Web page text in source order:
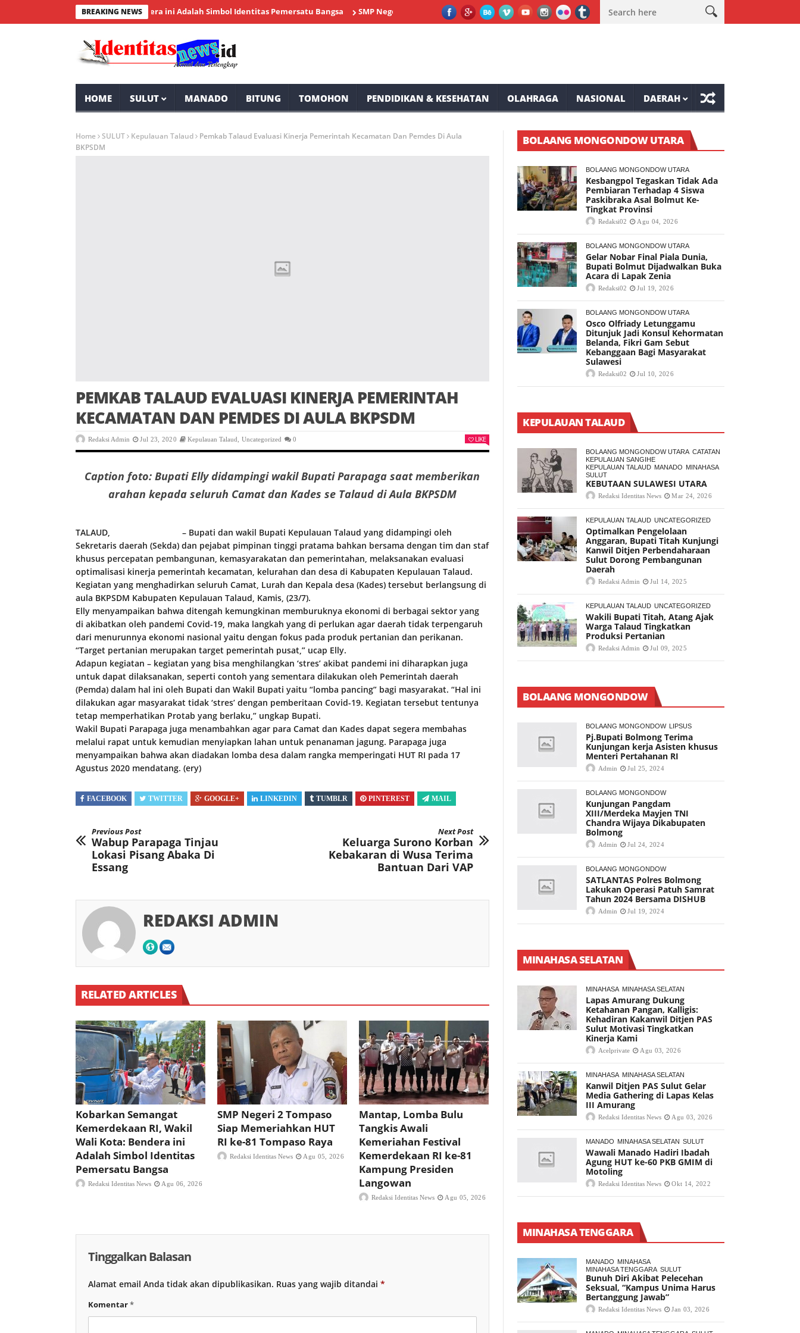
BREAKING NEWS
RI, Wakil Wali Kota: Bendera ini Adalah Simbol Identitas Pemersatu Bangsa SMP Negeri 2 Tompaso Siap Memeriahkan HUT RI ke-81 Tompaso Raya Mantap, Lomba Bulu Tangkis Awali
HOME SULUT MANADO BITUNG TOMOHON PENDIDIKAN & KESEHATAN OLAHRAGA NASIONAL DAERAH
Home SULUT Kepulauan Talaud
Pemkab Talaud Evaluasi Kinerja Pemerintah Kecamatan Dan Pemdes Di Aula
BKPSDM
PEMKAB TALAUD EVALUASI KINERJA PEMERINTAH
KECAMATAN DAN PEMDES DI AULA BKPSDM
Redaksi Admin Jul 23, 2020 Kepulauan Talaud Uncategorized 0 LIKE
Caption foto: Bupati Elly didampingi wakil Bupati Parapaga saat memberikan
arahan kepada seluruh Camat dan Kades se Talaud di Aula BKPSDM
TALAUD,
– Bupati dan wakil Bupati Kepulauan Talaud yang didampingi oleh
Sekretaris daerah (Sekda) dan pejabat pimpinan tinggi pratama bahkan bersama dengan tim dan staf
khusus percepatan pembangunan, kemasyarakatan dan pemerintahan, melaksanakan evaluasi
optimalisasi kinerja pemerintah kecamatan, kelurahan dan desa di Kabupaten Kepulauan Talaud.
Kegiatan yang menghadirkan seluruh Camat, Lurah dan Kepala desa (Kades) tersebut berlangsung di
aula BKPSDM Kabupaten Kepulauan Talaud, Kamis, (23/7).
Elly menyampaikan bahwa ditengah kemungkinan memburuknya ekonomi di berbagai sektor yang
di akibatkan oleh pandemi Covid-19, maka langkah yang di perlukan agar daerah tidak terpengaruh
dari menurunnya ekonomi nasional yaitu dengan fokus pada produk pertanian dan perikanan.
“Target pertanian merupakan target pemerintah pusat,” ucap Elly.
Adapun kegiatan – kegiatan yang bisa menghilangkan ‘stres’ akibat pandemi ini diharapkan juga
untuk dapat dilaksanakan, seperti contoh yang sementara dilakukan oleh Pemerintah daerah
(Pemda) dalam hal ini oleh Bupati dan Wakil Bupati yaitu “lomba pancing” bagi masyarakat. “Hal ini
dilakukan agar masyarakat tidak ‘stres’ dengan pemberitaan Covid-19. Kegiatan tersebut tentunya
tetap memperhatikan Protab yang berlaku,” ungkap Bupati.
Wakil Bupati Parapaga juga menambahkan agar para Camat dan Kades dapat segera membahas
melalui rapat untuk kemudian menyiapkan lahan untuk penanaman jagung. Parapaga juga
menyampaikan bahwa akan diadakan lomba desa dalam rangka memperingati HUT RI pada 17
Agustus 2020 mendatang. (ery)
FACEBOOK TWITTER GOOGLE+ LINKEDIN TUMBLR PINTEREST MAIL
Previous Post
Wabup Parapaga Tinjau
Lokasi Pisang Abaka Di
Essang
Next Post
Keluarga Surono Korban
Kebakaran di Wusa Terima
Bantuan Dari VAP
REDAKSI ADMIN
RELATED ARTICLES
Kobarkan Semangat
Kemerdekaan RI, Wakil
Wali Kota: Bendera ini
Adalah Simbol Identitas
Pemersatu Bangsa
Redaksi Identitas News Agu 06, 2026
SMP Negeri 2 Tompaso
Siap Memeriahkan HUT
RI ke-81 Tompaso Raya
Redaksi Identitas News Agu 05, 2026
Mantap, Lomba Bulu
Tangkis Awali
Kemeriahan Festival
Kemerdekaan RI ke-81
Kampung Presiden
Langowan
Redaksi Identitas News Agu 05, 2026
Tinggalkan Balasan
Alamat email Anda tidak akan dipublikasikan. Ruas yang wajib ditandai *
Komentar*
BOLAANG MONGONDOW UTARA
BOLAANG MONGONDOW UTARA
Kesbangpol Tegaskan Tidak Ada
Pembiaran Terhadap 4 Siswa
Paskibraka Asal Bolmut Ke-
Tingkat Provinsi
Redaksi02 Agu 04, 2026
BOLAANG MONGONDOW UTARA
Gelar Nobar Final Piala Dunia,
Bupati Bolmut Dijadwalkan Buka
Acara di Lapak Zenia
Redaksi02 Jul 19, 2026
BOLAANG MONGONDOW UTARA
Osco Olfriady Letunggamu
Ditunjuk Jadi Konsul Kehormatan
Belanda, Fikri Gam Sebut
Kebanggaan Bagi Masyarakat
Sulawesi
Redaksi02 Jul 10, 2026
KEPULAUAN TALAUD
BOLAANG MONGONDOW UTARA CATATAN
KEPULAUAN SANGIHE
KEPULAUAN TALAUD MANADO MINAHASA
SULUT
KEBUTAAN SULAWESI UTARA
Redaksi Identitas News Mar 24, 2026
KEPULAUAN TALAUD UNCATEGORIZED
Optimalkan Pengelolaan
Anggaran, Bupati Titah Kunjungi
Kanwil Ditjen Perbendaharaan
Sulut Dorong Pembangunan
Daerah
Redaksi Admin Jul 14, 2025
KEPULAUAN TALAUD UNCATEGORIZED
Wakili Bupati Titah, Atang Ajak
Warga Talaud Tingkatkan
Produksi Pertanian
Redaksi Admin Jul 09, 2025
BOLAANG MONGONDOW
BOLAANG MONGONDOW LIPSUS
Pj.Bupati Bolmong Terima
Kunjungan kerja Asisten khusus
Menteri Pertahanan RI
Admin Jul 25, 2024
BOLAANG MONGONDOW
Kunjungan Pangdam
XIII/Merdeka Mayjen TNI
Chandra Wijaya Dikabupaten
Bolmong
Admin Jul 24, 2024
BOLAANG MONGONDOW
SATLANTAS Polres Bolmong
Lakukan Operasi Patuh Samrat
Tahun 2024 Bersama DISHUB
Admin Jul 19, 2024
MINAHASA SELATAN
MINAHASA MINAHASA SELATAN
Lapas Amurang Dukung
Ketahanan Pangan, Kalligis:
Kehadiran Kakanwil Ditjen PAS
Sulut Motivasi Tingkatkan
Kinerja Kami
Acelprivate Agu 03, 2026
MINAHASA MINAHASA SELATAN
Kanwil Ditjen PAS Sulut Gelar
Media Gathering di Lapas Kelas
III Amurang
Redaksi Identitas News Agu 03, 2026
MANADO MINAHASA SELATAN SULUT
Wawali Manado Hadiri Ibadah
Agung HUT ke-60 PKB GMIM di
Motoling
Redaksi Identitas News Okt 14, 2022
MINAHASA TENGGARA
MANADO MINAHASA
MINAHASA TENGGARA SULUT
Bunuh Diri Akibat Pelecehan
Seksual, “Kampus Unima Harus
Bertanggung Jawab”
Redaksi Identitas News Jan 03, 2026